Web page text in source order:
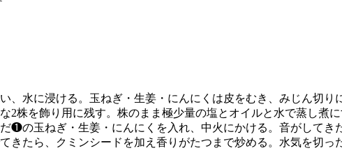
、水に浸ける。玉ねぎ・生姜・にんにくは皮をむき、みじん切り
株を飾り用に残す。株のまま極少量の塩とオイルと水で蒸し煮に
❶の玉ねぎ・生姜・にんにくを入れ、中火にかける。音がしてき
たら、クミンシードを加え香りがたつまで炒める。水気を切